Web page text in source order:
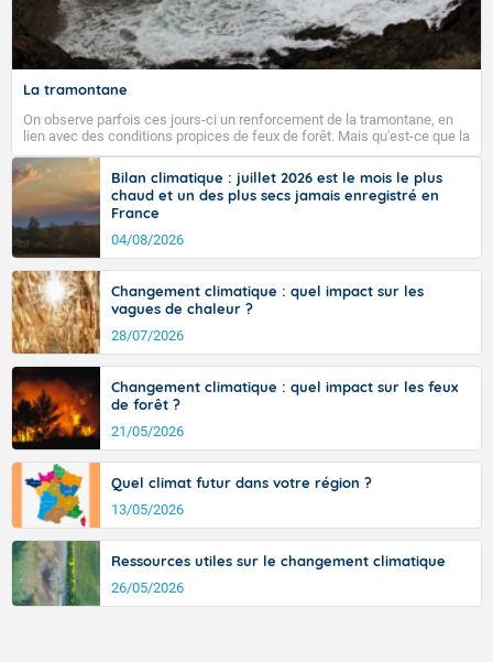
Fermer
La tramontane
On observe parfois ces jours-ci un renforcement de la tramontane, en
lien avec des conditions propices de feux de forêt. Mais qu'est-ce que la
tramontane ? Quelles sont ses caractéristiques ? La tramontane est un
vent turbulent soufflant de secteur nord-ouest à nord, ou ouest à nord-
ouest, dans un secteur qui part du Roussillon à la vallée de l’Aude et à
l’ouest de l’Hérault. L’étymologie de ce vent vient du latin trasmontanus,
signifiant au-delà des monts, en allusion aux régions montagneuses
d’où provient ce vent.
Bilan climatique : juillet 2026 est le mois le plus
chaud et un des plus secs jamais enregistré en
France
04/08/2026
Changement climatique : quel impact sur les
vagues de chaleur ?
28/07/2026
Changement climatique : quel impact sur les feux
de forêt ?
21/05/2026
Quel climat futur dans votre région ?
13/05/2026
Ressources utiles sur le changement climatique
26/05/2026